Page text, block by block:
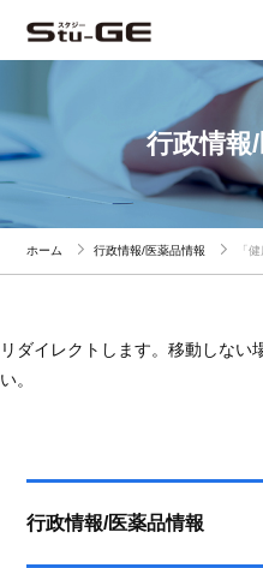
行政情報
ホーム 行政情報/医薬品情報 「
リダイレクトします。移動しない
い。
行政情報/医薬品情報